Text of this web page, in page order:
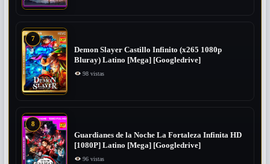
7
Demon Slayer Castillo Infinito (x265 1080p
Bluray) Latino [Mega] [Googledrive]
98 vistas
8
Guardianes de la Noche La Fortaleza Infinita HD
[1080P] Latino [Mega] [Googledrive]
96 vistas